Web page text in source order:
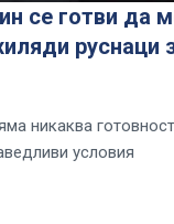
се готви да
руснаци
никаква
условия